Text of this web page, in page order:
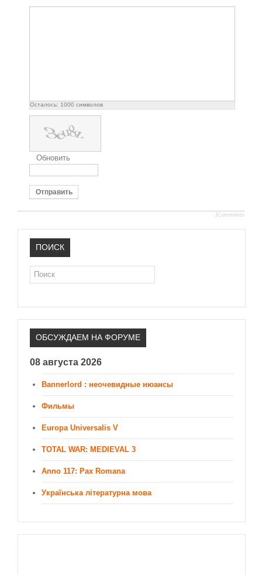
Осталось: 1000 символов
Обновить
Отправить
JComments
ПОИСК
Поиск
ОБСУЖДАЕМ НА ФОРУМЕ
08 августа 2026
Bannerlord : неочевидные нюансы
Фильмы
Europa Universalis V
TOTAL WAR: MEDIEVAL 3
Anno 117: Pax Romana
Українська літературна мова